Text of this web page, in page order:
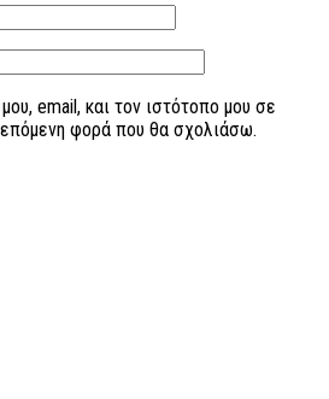
email, και τον ιστότοπο μου σε
φορά που θα σχολιάσω.